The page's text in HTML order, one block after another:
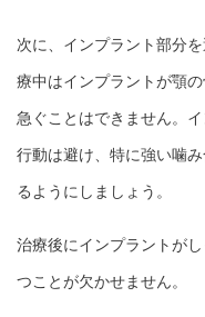
次に、インプラント部分
療中はインプラントが顎
急ぐことはできません。
行動は避け、特に強い噛
るようにしましょう。
治療後にインプラントが
つことが欠かせません。